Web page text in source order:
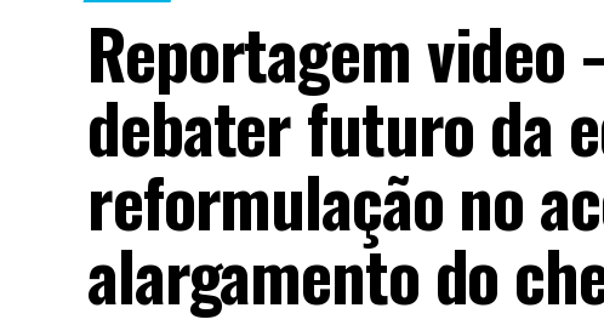
Reportagem video
debater futuro da
reformulação no
alargamento do